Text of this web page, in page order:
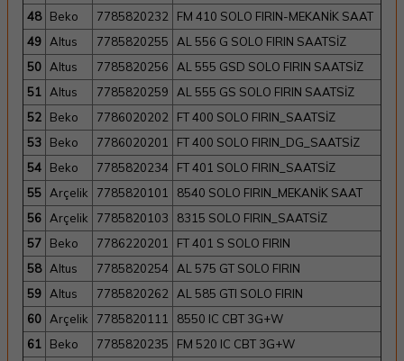
48
Beko 7785820232
FM 410 SOLO FIRIN-MEKANİK SAAT
49 Altus 7785820255
AL 556 G SOLO FIRIN SAATSİZ
50 Altus 7785820256
AL 555 GSD SOLO FIRIN SAATSİZ
51 Altus 7785820259
AL 555 GS SOLO FIRIN SAATSİZ
52
Beko 7786020202
FT 400 SOLO FIRIN_SAATSİZ
53
Beko 7786020201
FT 400 SOLO FIRIN_DG_SAATSİZ
54
Beko 7785820234
FT 401 SOLO FIRIN_SAATSİZ
55 Arçelik 7785820101
8540 SOLO FIRIN_MEKANİK SAAT
56 Arçelik 7785820103
8315 SOLO FIRIN_SAATSİZ
57
Beko 7786220201
FT 401 S SOLO FIRIN
58 Altus 7785820254 AL 575 GT SOLO FIRIN
59 Altus 7785820262 AL 585 GTI SOLO FIRIN
60 Arçelik 7785820111
8550 IC CBT 3G+W
61
Beko 7785820235
FM 520 IC CBT 3G+W